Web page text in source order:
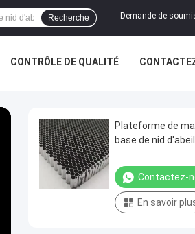
Demande de
Recherche
CONTRÔLE DE QUALITÉ
Plateforme de
base de nid
Contactez-
En savoir